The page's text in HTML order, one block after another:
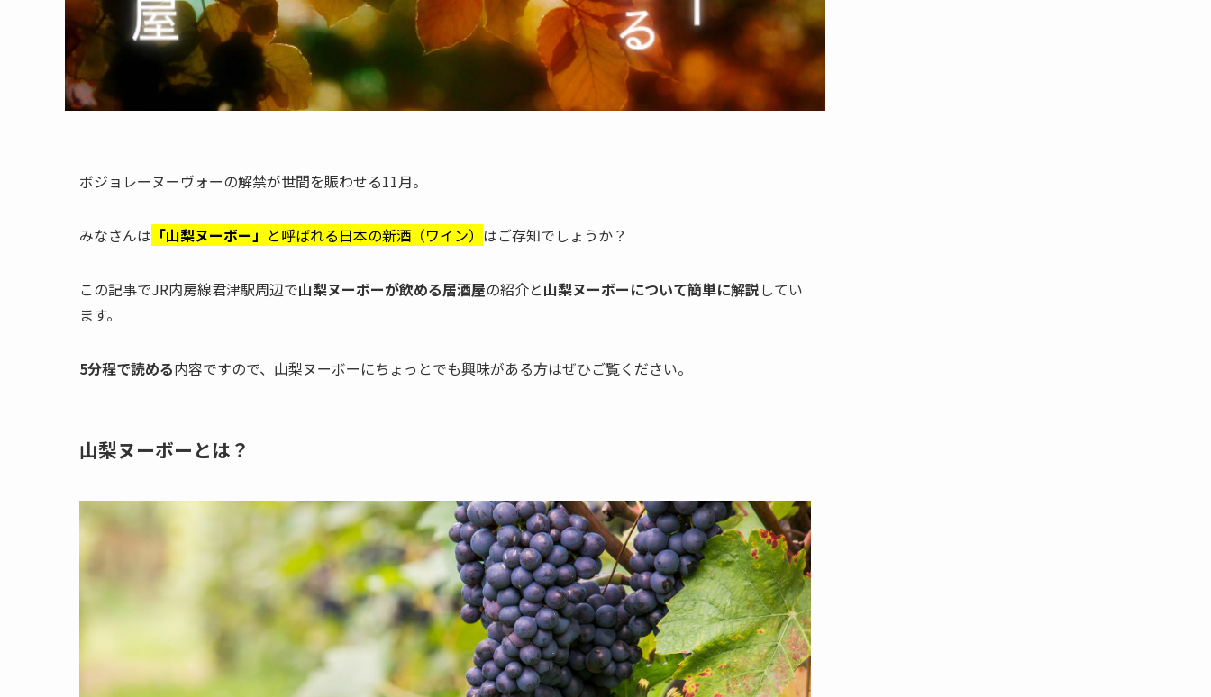
ボジョレーヌーヴォーの解禁が世間を賑わせる11月。
みなさんは 「山梨ヌーボー」 と呼ばれる日本の新酒（ワイン） はご存知でしょうか？
この記事でJR内房線君津駅周辺で山梨ヌーボーが飲める居酒屋の紹介と山梨ヌーボーについて簡単に解説してい
ます。
5分程で読める内容ですので、山梨ヌーボーにちょっとでも興味がある方はぜひご覧ください。
山梨ヌーボーとは？